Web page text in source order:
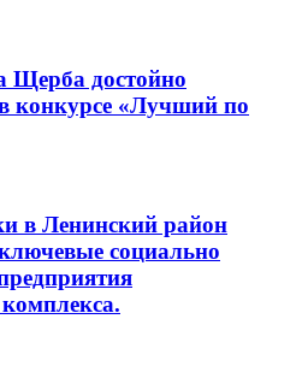
Щерба достойно
конкурсе «Лучший по
в Ленинский район
социально